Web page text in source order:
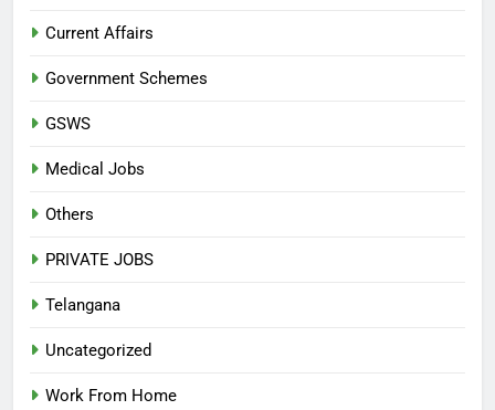
Current Affairs
Government Schemes
GSWS
Medical Jobs
Others
PRIVATE JOBS
Telangana
Uncategorized
Work From Home